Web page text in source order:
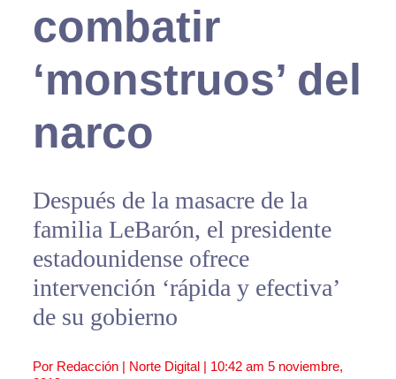
combatir
‘monstruos’ del
narco
Después de la masacre de la
familia LeBarón, el presidente
estadounidense ofrece
intervención ‘rápida y efectiva’
de su gobierno
Por Redacción | Norte Digital | 10:42 am 5 noviembre,